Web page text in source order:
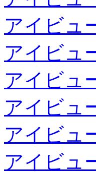
アイビュ
アイビュ
アイビュ
アイビュ
アイビュ
アイビュ